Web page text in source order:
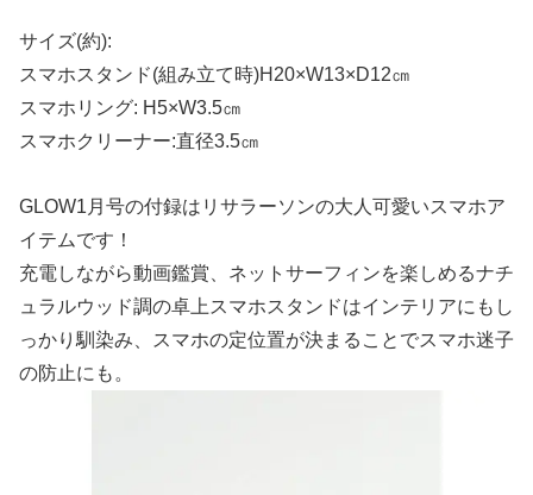
サイズ(約):
スマホスタンド(組み立て時)H20×W13×D12㎝
スマホリング: H5×W3.5㎝
スマホクリーナー:直径3.5㎝
GLOW1月号の付録はリサラーソンの大人可愛いスマホア
イテムです！
充電しながら動画鑑賞、ネットサーフィンを楽しめるナチ
ュラルウッド調の卓上スマホスタンドはインテリアにもし
っかり馴染み、スマホの定位置が決まることでスマホ迷子
の防止にも。